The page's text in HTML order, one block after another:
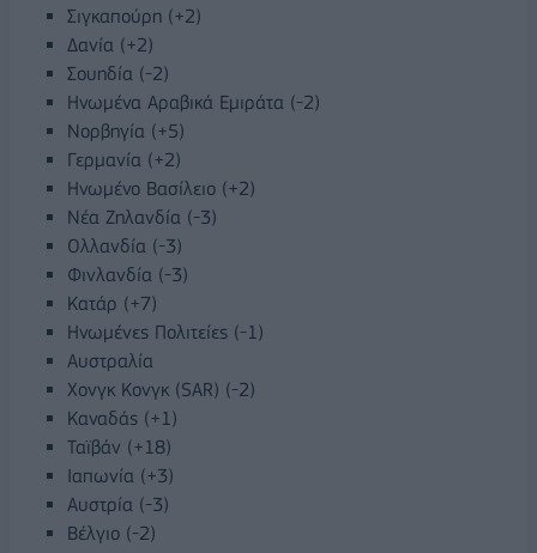
Σιγκαπούρη (+2)
Δανία (+2)
Σουηδία (-2)
Ηνωμένα Αραβικά Εμιράτα (-2)
Νορβηγία (+5)
Γερμανία (+2)
Ηνωμένο Βασίλειο (+2)
Νέα Ζηλανδία (-3)
Ολλανδία (-3)
Φινλανδία (-3)
Κατάρ (+7)
Ηνωμένες Πολιτείες (-1)
Αυστραλία
Χονγκ Κονγκ (SAR) (-2)
Καναδάς (+1)
Ταϊβάν (+18)
Ιαπωνία (+3)
Αυστρία (-3)
Βέλγιο (-2)